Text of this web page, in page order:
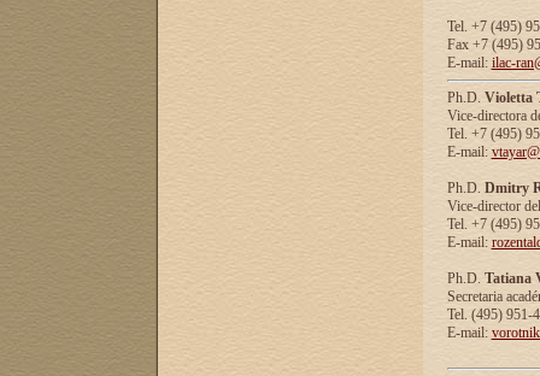
Tel. +7 (495)
Fax +7 (495)
E-mail: ilac-
Ph.D. Violetta
Vice-directora
Tel. +7 (495)
E-mail:
Ph.D. Dmitry
Vice-director
Tel. +7 (495)
E-mail:
Ph.D. Tatiana
Secretaria
Tel. (495) 951-
E-mail: